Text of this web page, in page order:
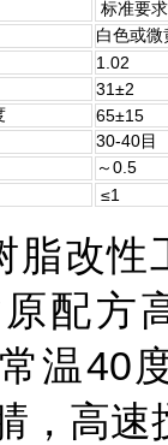
标准要求
白色或微
1.02
31±2
65±15
30-40目
～0.5
≤1
脂改性
配方
温40
，高速